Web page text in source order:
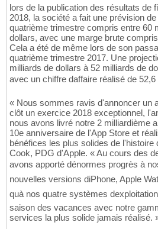
lors de la publication des résultats de
2018, la société a fait une prévision
quatrième trimestre compris entre 60
dollars, avec une marge brute
Cela a été de même lors de son
quatrième trimestre 2017. Une
milliards de dollars à 52 milliards de
avec un chiffre daffaire réalisé de
« Nous sommes ravis d'annoncer un
clôt un exercice 2018 exceptionnel,
nous avons livré notre 2 milliardième
10e anniversaire de l'App Store et
bénéfices les plus solides de l'histoire
Cook, PDG d'Apple. « Au cours des
avons apporté dénormes progrès à
nouvelles versions diPhone, Apple
quà nos quatre systèmes
saison des vacances avec notre
services la plus solide jamais réalisé.